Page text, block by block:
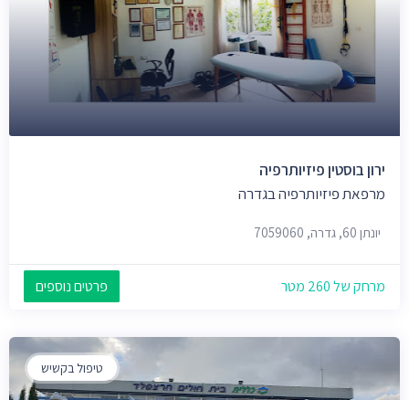
ירון בוסטין פיזיותרפיה
מרפאת פיזיותרפיה בגדרה
יונתן 60, גדרה, 7059060
מרחק של 260 מטר פרטים נוספים
טיפול בקשיש